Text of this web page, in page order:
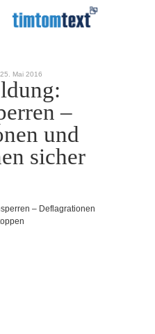
25. Mai 2016
–
und
sicher
– Deflagrationen